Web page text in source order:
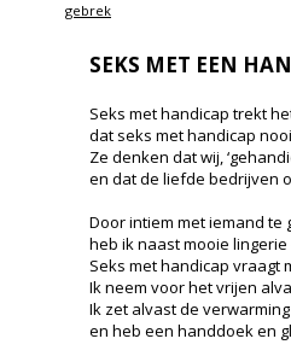
gebrek
SEKS MET EEN
Seks met handicap trekt
dat seks met handicap
Ze denken dat wij,
en dat de liefde bedrijven
Door intiem met iemand te
heb ik naast mooie
Seks met handicap vraagt
Ik neem voor het vrijen
Ik zet alvast de
en heb een handdoek en